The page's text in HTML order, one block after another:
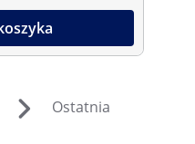
Ostatnia